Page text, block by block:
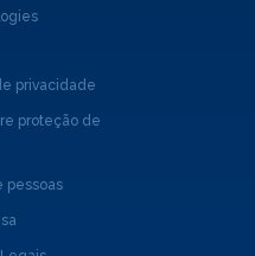
privacidade
proteção de
pessoas